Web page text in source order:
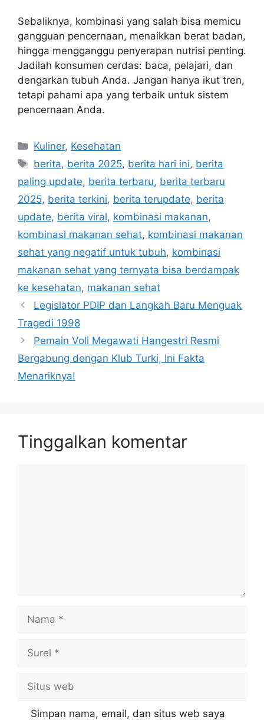
Sebaliknya, kombinasi yang salah bisa memicu
gangguan pencernaan, menaikkan berat badan,
hingga mengganggu penyerapan nutrisi penting.
Jadilah konsumen cerdas: baca, pelajari, dan
dengarkan tubuh Anda. Jangan hanya ikut tren,
tetapi pahami apa yang terbaik untuk sistem
pencernaan Anda.
Kategori
Kuliner, Kesehatan
Tag
berita, berita 2025, berita hari ini, berita
paling update, berita terbaru, berita terbaru
2025, berita terkini, berita terupdate, berita
update, berita viral, kombinasi makanan,
kombinasi makanan sehat, kombinasi makanan
sehat yang negatif untuk tubuh, kombinasi
makanan sehat yang ternyata bisa berdampak
ke kesehatan, makanan sehat
Legislator PDIP dan Langkah Baru Menguak
Tragedi 1998
Pemain Voli Megawati Hangestri Resmi
Bergabung dengan Klub Turki, Ini Fakta
Menariknya!
Tinggalkan komentar
web
Simpan nama, email, dan situs web saya